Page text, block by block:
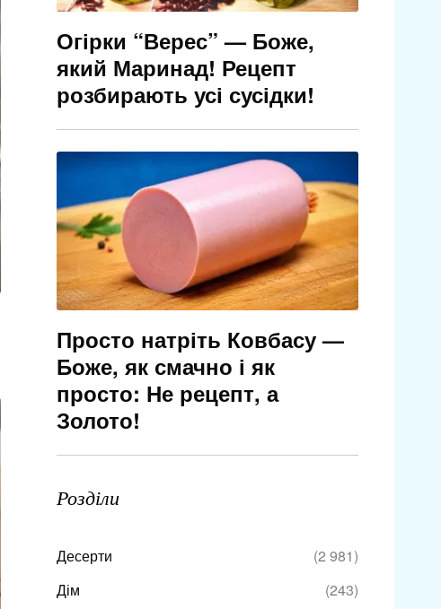
Огірки “Верес” — Боже,
який Маринад! Рецепт
розбирають усі сусідки!
Просто натріть Ковбасу —
Боже, як смачно і як
просто: Не рецепт, а
Золото!
Розділи
Десерти
(2 981)
Дім
(243)